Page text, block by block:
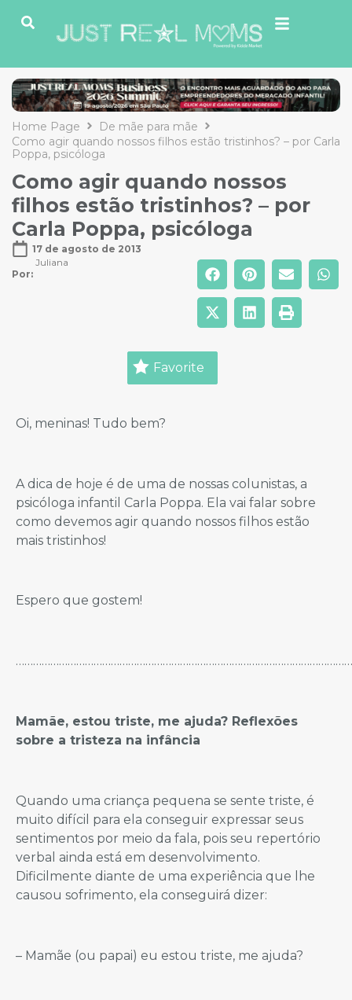
Home Page
De mãe para mãe
Como agir quando nossos filhos estão tristinhos? – por Carla
Poppa, psicóloga
Como agir quando nossos
filhos estão tristinhos? – por
Carla Poppa, psicóloga
17 de agosto de 2013
Por:
Juliana
Favorite
Oi, meninas! Tudo bem?
A dica de hoje é de uma de nossas colunistas, a
psicóloga infantil Carla Poppa. Ela vai falar sobre
como devemos agir quando nossos filhos estão
mais tristinhos!
Espero que gostem!
Mamãe, estou triste, me ajuda? Reflexões
sobre a tristeza na infância
Quando uma criança pequena se sente triste, é
muito difícil para ela conseguir expressar seus
sentimentos por meio da fala, pois seu repertório
verbal ainda está em desenvolvimento.
Dificilmente diante de uma experiência que lhe
causou sofrimento, ela conseguirá dizer:
– Mamãe (ou papai) eu estou triste, me ajuda?